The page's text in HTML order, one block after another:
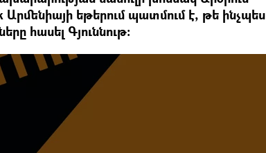
Արմենիայի եթերում պատմում է, թե ինչպես
հասել Գյուննութ։